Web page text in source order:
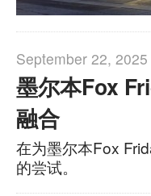
September 22, 2025
墨尔本Fox
融合
在为墨尔本Fox
的尝试。